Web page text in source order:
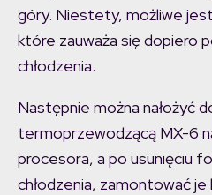
góry. Niestety, możliwe jest
które zauważa się dopiero
chłodzenia.
Następnie można nałożyć
termoprzewodzącą MX-6
procesora, a po usunięciu
chłodzenia, zamontować